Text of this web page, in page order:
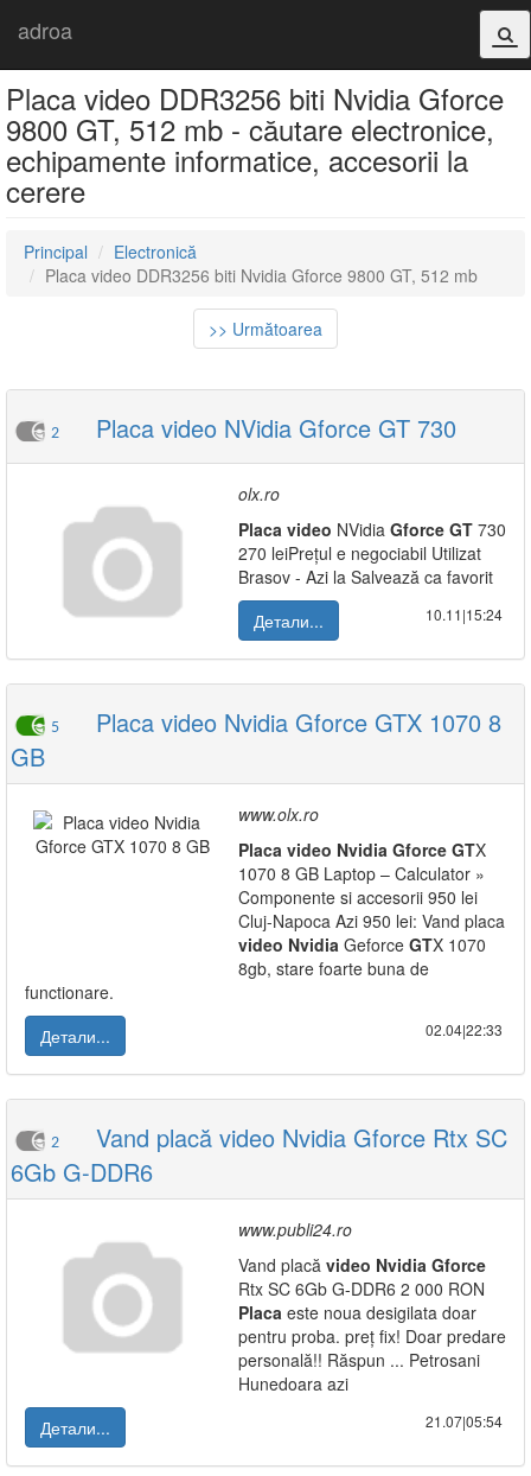
adroa
Placa video DDR3256 biti Nvidia Gforce
9800 GT, 512 mb - căutare electronice,
echipamente informatice, accesorii la
cerere
Principal
Electronică
Placa video DDR3256 biti Nvidia Gforce 9800 GT, 512 mb
>> Următoarea
2 Placa video NVidia Gforce GT 730
olx.ro
Placa video NVidia Gforce GT 730
270 leiPrețul e negociabil Utilizat
Brasov - Azi la Salvează ca favorit
Детали...
10.11|15:24
5
Placa video Nvidia Gforce GTX 1070 8
GB
www.olx.ro
Placa video Nvidia Gforce GTX
1070 8 GB Laptop – Calculator »
Componente si accesorii 950 lei
Cluj-Napoca Azi 950 lei: Vand placa
video Nvidia Geforce GTX 1070
8gb, stare foarte buna de
functionare.
Детали...
02.04|22:33
2
Vand placă video Nvidia Gforce Rtx SC
6Gb G-DDR6
www.publi24.ro
Vand placă video Nvidia Gforce
Rtx SC 6Gb G-DDR6 2 000 RON
Placa este noua desigilata doar
pentru proba. preț fix! Doar predare
personală!! Răspun ... Petrosani
Hunedoara azi
Детали...
21.07|05:54